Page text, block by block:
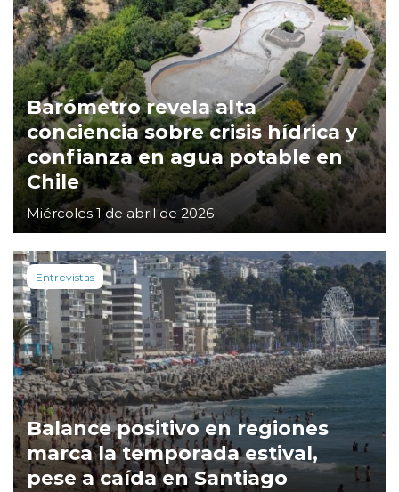
Barómetro revela alta
conciencia sobre crisis hídrica y
confianza en agua potable en
Chile
Miércoles 1 de abril de 2026
Entrevistas
Balance positivo en regiones
marca la temporada estival,
pese a caída en Santiago